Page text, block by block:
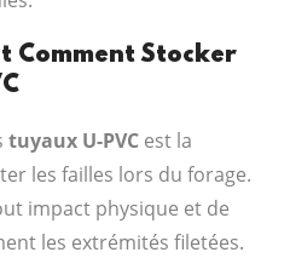
Comment Stocker
tuyaux U-PVC est la
les failles lors du forage.
impact physique et de
les extrémités filetées.